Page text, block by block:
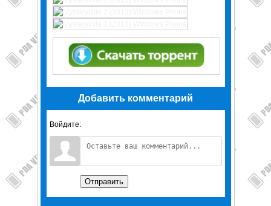
Добавить комментарий
Войдите:
Отправить